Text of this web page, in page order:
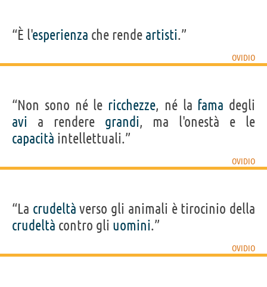
“È l'esperienza che rende artisti.”
OVIDIO
“Non sono né le ricchezze, né la fama degli
avi a rendere grandi, ma l'onestà e le
capacità intellettuali.”
OVIDIO
“La crudeltà verso gli animali è tirocinio della
crudeltà contro gli uomini.”
OVIDIO